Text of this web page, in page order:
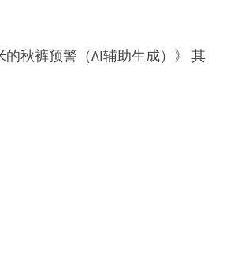
秋裤预警（AI辅助生成）》 其